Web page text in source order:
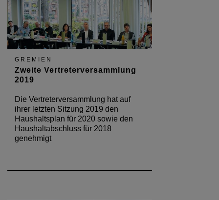
GREMIEN
Zweite Vertreterversammlung
2019
Die Vertreterversammlung hat auf
ihrer letzten Sitzung 2019 den
Haushaltsplan für 2020 sowie den
Haushaltabschluss für 2018
genehmigt